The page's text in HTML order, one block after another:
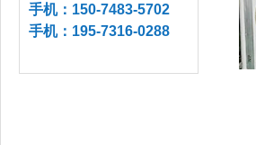
手机：150-7483-5702
手机：195-7316-0288